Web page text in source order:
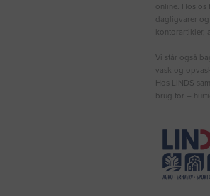
online. Hos os
dagligvarer
Vi står også
vask og
Hos LINDS
brug for –